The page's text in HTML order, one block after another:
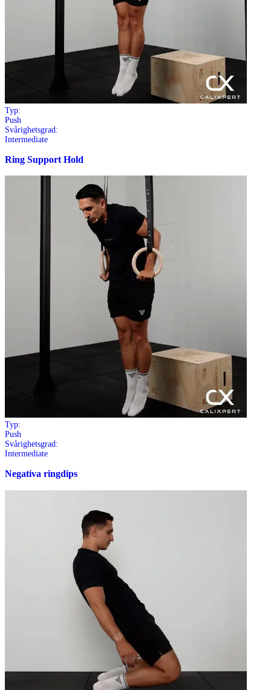
Typ:
Push
Svårighetsgrad:
Intermediate
Ring Support Hold
Typ:
Push
Svårighetsgrad:
Intermediate
Negativa ringdips